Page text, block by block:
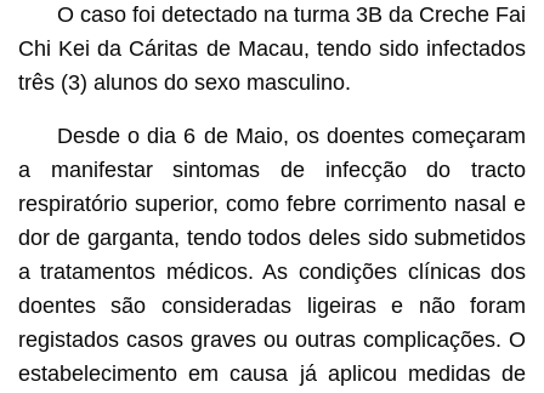
O caso foi detectado na turma 3B da Creche Fai
Chi Kei da Cáritas de Macau, tendo sido infectados
três (3) alunos do sexo masculino.
Desde o dia 6 de Maio, os doentes começaram
a manifestar sintomas de infecção do tracto
respiratório superior, como febre corrimento nasal e
dor de garganta, tendo todos deles sido submetidos
a tratamentos médicos. As condições clínicas dos
doentes são consideradas ligeiras e não foram
registados casos graves ou outras complicações. O
estabelecimento em causa já aplicou medidas de